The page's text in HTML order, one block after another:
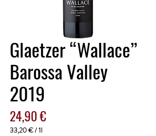
Glaetzer “Wallace”
Barossa Valley
2019
24,90 €Preis
33,20 €/1l